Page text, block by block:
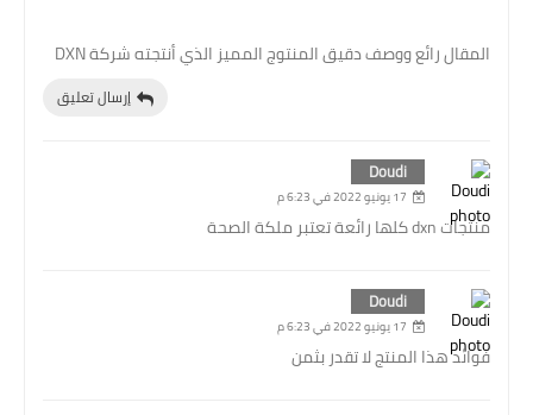
المقال رائع ووصف دقيق المنتوج المميز الذي أنتجته شركة DXN
إرسال تعليق
Doudi
17 يونيو 2022 في 6:23 م
منتجات dxn كلها رائعة تعتبر ملكة الصحة
Doudi
17 يونيو 2022 في 6:23 م
فوائد هذا المنتج لا تقدر بثمن